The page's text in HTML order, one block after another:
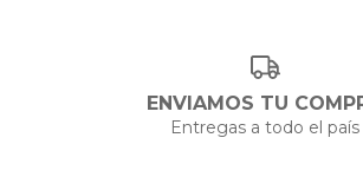
ENVIAMOS TU
Entregas a todo el país